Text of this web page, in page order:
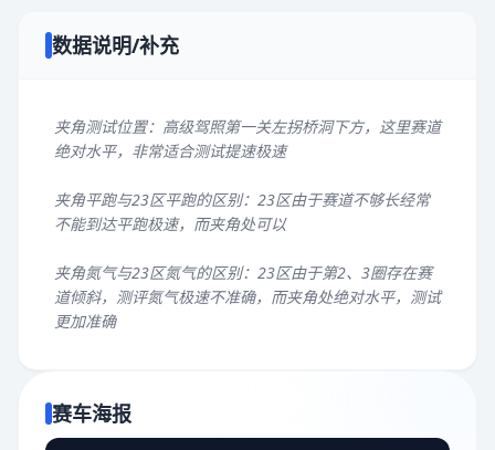
数据说明/补充
夹角测试位置：高级驾照第一关左拐桥洞下方，这里赛道
绝对水平，非常适合测试提速极速
夹角平跑与23区平跑的区别：23区由于赛道不够长经常
不能到达平跑极速，而夹角处可以
夹角氮气与23区氮气的区别：23区由于第2、3圈存在赛
道倾斜，测评氮气极速不准确，而夹角处绝对水平，测试
更加准确
赛车海报